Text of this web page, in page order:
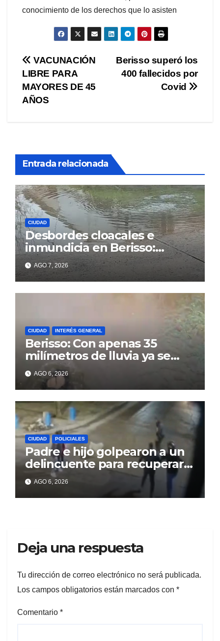
conocimiento de los derechos que lo asisten
Navegación
de
entradas
Berisso superó los
400 fallecidos por
Covid
VACUNACIÓN
LIBRE PARA
MAYORES DE 45
AÑOS
Entrada relacionada
CIUDAD
Desbordes cloacales e
inmundicia en Berisso:
colapso de la red en la calle
14AGO 7, 2026
CIUDAD INTERÉS GENERAL
Berisso: Con apenas 35
milímetros de lluvia ya se
sienten los problemas
AGO 6, 2026
CIUDAD POLICIALES
Padre e hijo golpearon a un
delincuente para recuperar
un celular robado en Berisso
AGO 6, 2026
Deja una respuesta
Tu dirección de correo electrónico no será publicada.
Los campos obligatorios están marcados con *
Comentario *